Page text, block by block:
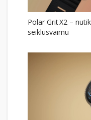
Polar Grit X2 –
seiklusvaimu